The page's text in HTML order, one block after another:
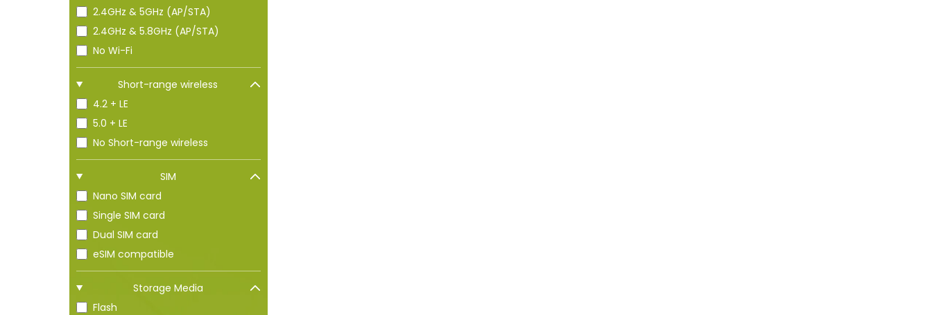
2.4GHz & 5GHz (AP/STA)
2.4GHz & 5.8GHz (AP/STA)
No Wi-Fi
Short-range wireless
4.2 + LE
5.0 + LE
No Short-range wireless
SIM
Nano SIM card
Single SIM card
Dual SIM card
eSIM compatible
Storage Media
Flash